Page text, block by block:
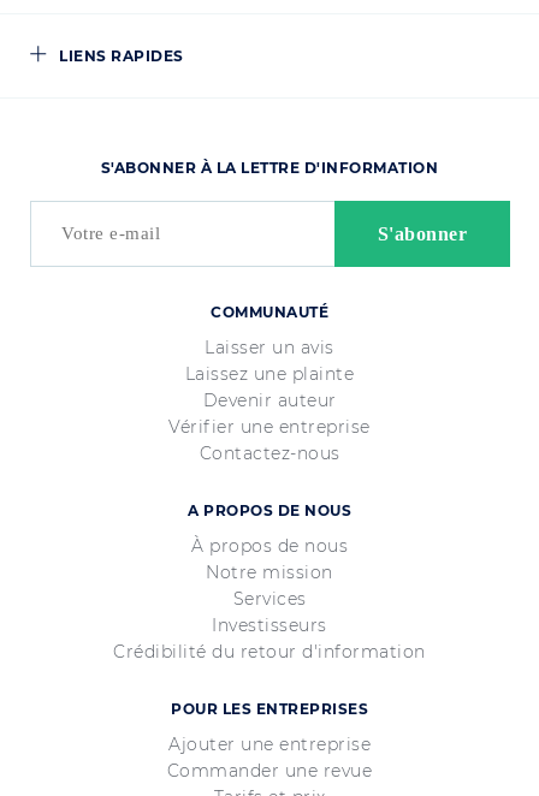
LIENS RAPIDES
COMMUNAUTÉ
Laisser un avis
Laissez une plainte
Devenir auteur
Vérifier une entreprise
Contactez-nous
A PROPOS DE NOUS
À propos de nous
Notre mission
Services
Investisseurs
Crédibilité du retour d'information
POUR LES ENTREPRISES
Ajouter une entreprise
Commander une revue
S'ABONNER À LA LETTRE D'INFORMATION